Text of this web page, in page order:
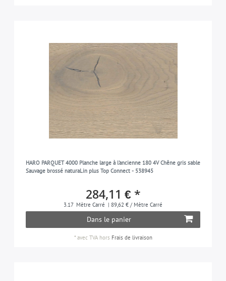
HARO PARQUET 4000 Planche large à l'ancienne 180 4V Chêne gris sable
Sauvage brossé naturaLin plus Top Connect - 538945
284,11 € *
3.17 Mètre Carré | 89,62 € / Mètre Carré
Dans le panier
*avec TVAhors Frais de livraison